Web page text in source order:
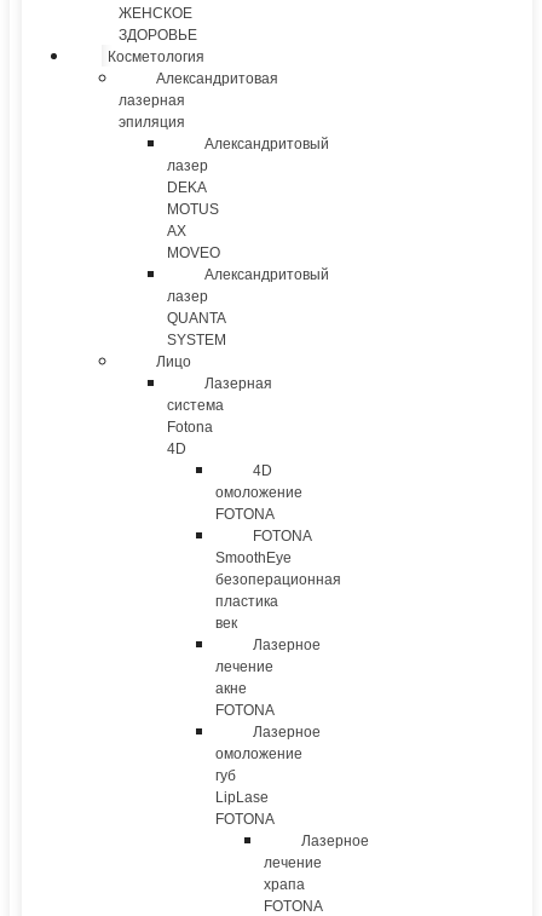
ЖЕНСКОЕ
ЗДОРОВЬЕ
Косметология
Александритовая
лазерная
эпиляция
Александритовый
лазер
DEKA
MOTUS
AX
MOVEO
Александритовый
лазер
QUANTA
SYSTEM
Лицо
Лазерная
система
Fotona
4D
4D
омоложение
FOTONA
FOTONA
SmoothEye
безоперационная
пластика
век
Лазерное
лечение
акне
FOTONA
Лазерное
омоложение
губ
LipLase
FOTONA
Лазерное
лечение
храпа
FOTONA